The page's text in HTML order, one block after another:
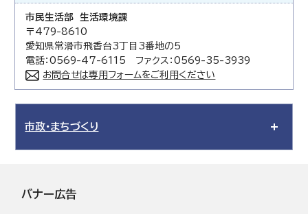
市民生活部 生活環境課
〒479-8610
愛知県常滑市飛香台3丁目3番地の5
電話：0569-47-6115 ファクス：0569-35-3939
お問合せは専用フォームをご利用ください
市政・まちづくり
バナー広告